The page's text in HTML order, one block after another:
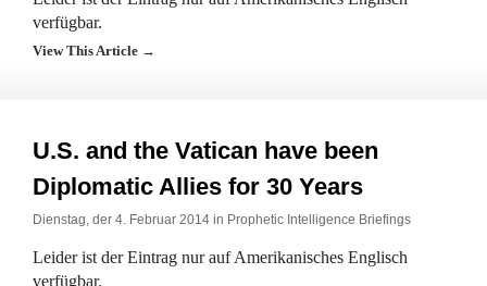
verfügbar.
View This Article →
U.S. and the Vatican have been
Diplomatic Allies for 30 Years
Dienstag, der 4. Februar 2014 in Prophetic Intelligence Briefings
Leider ist der Eintrag nur auf Amerikanisches Englisch
verfügbar.